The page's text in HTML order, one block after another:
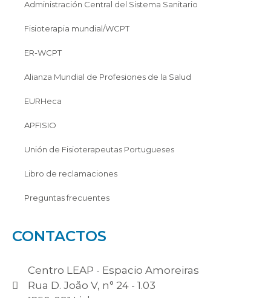
Administración Central del Sistema Sanitario
Fisioterapia mundial/WCPT
ER-WCPT
Alianza Mundial de Profesiones de la Salud
EURHeca
APFISIO
Unión de Fisioterapeutas Portugueses
Libro de reclamaciones
Preguntas frecuentes
CONTACTOS
Centro LEAP - Espacio Amoreiras
Rua D. João V, n° 24 - 1.03